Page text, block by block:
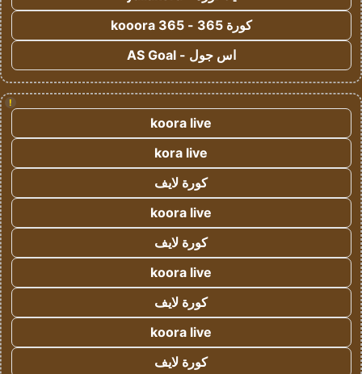
كورة 365 - kooora 365
اس جول - AS Goal
!
koora live
kora live
كورة لايف
koora live
كورة لايف
koora live
كورة لايف
koora live
كورة لايف